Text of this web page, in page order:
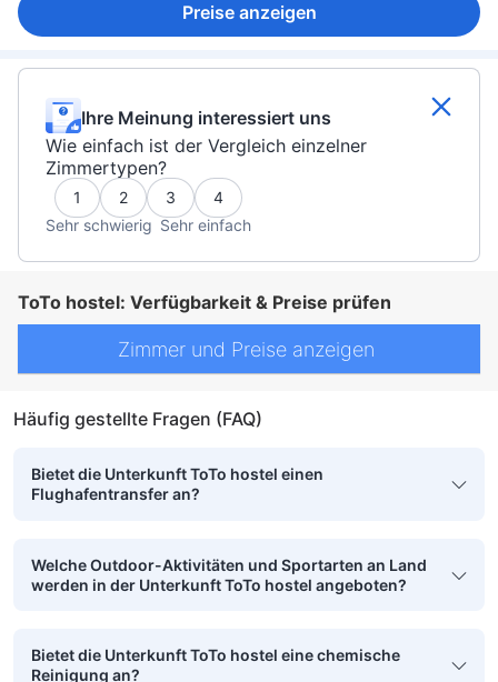
Preise anzeigen
Ihre Meinung interessiert uns
Wie einfach ist der Vergleich einzelner
Zimmertypen?
1 2 3
4
Sehr schwierig Sehr einfach
ToTo hostel: Verfügbarkeit & Preise prüfen
Zimmer und Preise anzeigen
Häufig gestellte Fragen (FAQ)
Bietet die Unterkunft ToTo hostel einen
Flughafentransfer an?
Welche Outdoor-Aktivitäten und Sportarten an Land
werden in der Unterkunft ToTo hostel angeboten?
Bietet die Unterkunft ToTo hostel eine chemische
Reinigung an?